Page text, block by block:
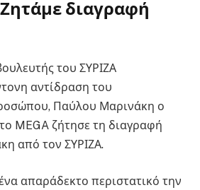
διαγραφή
του ΣΥΡΙΖΑ
αντίδραση του
Παύλου Μαρινάκη ο
MEGA ζήτησε τη διαγραφή
από τον ΣΥΡΙΖΑ.
απαράδεκτο περιστατικό την